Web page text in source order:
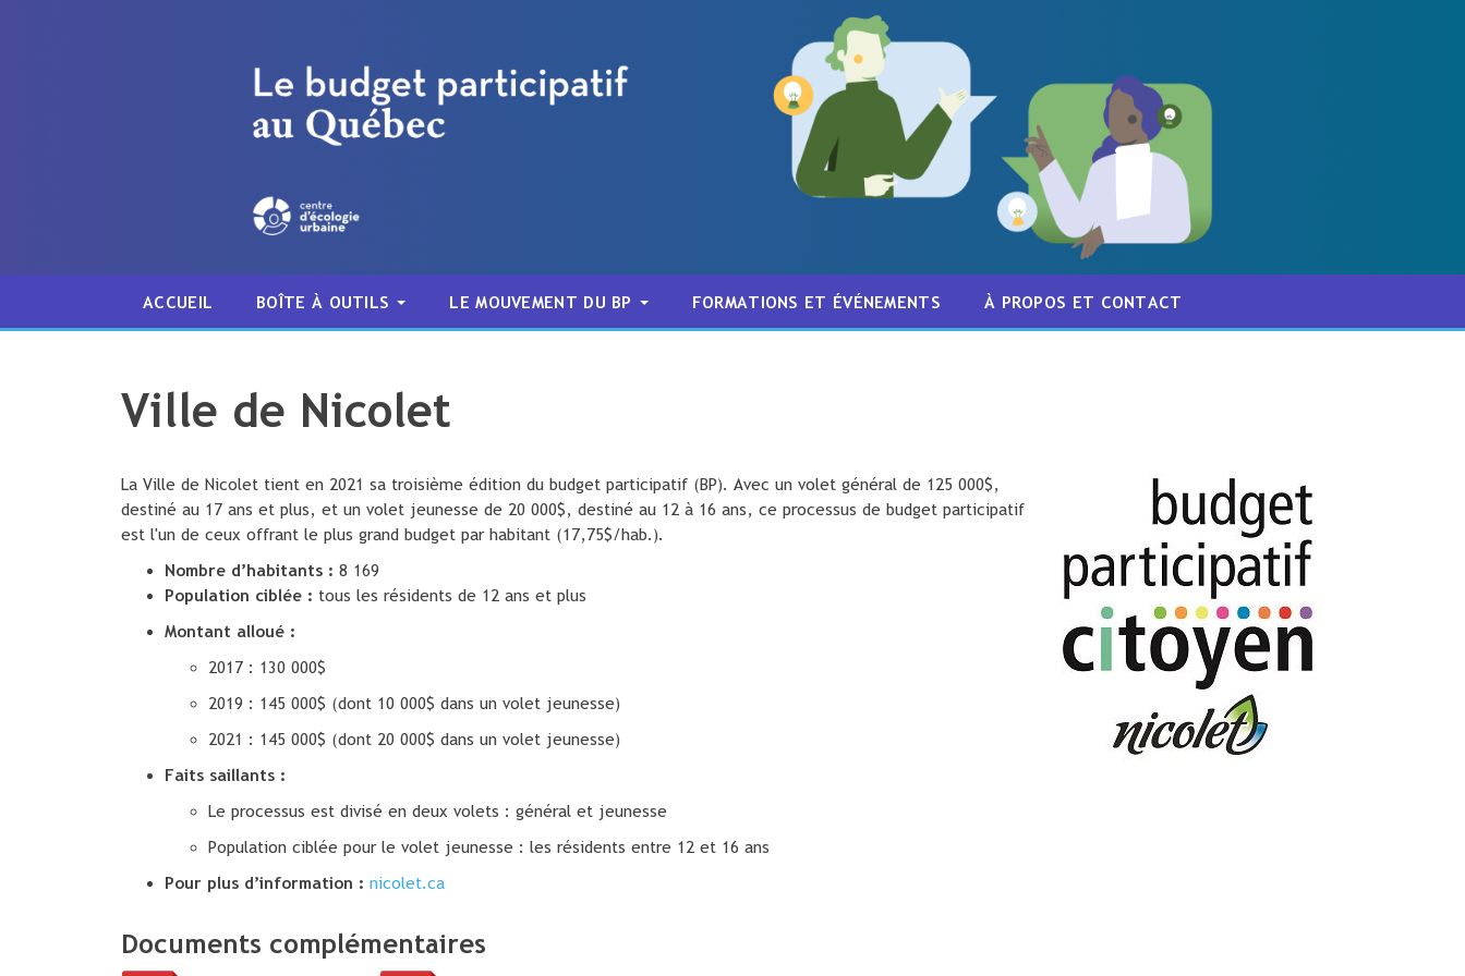
ACCUEIL BOÎTE À OUTILS LE MOUVEMENT DU BP FORMATIONS ET ÉVÉNEMENTS À PROPOS ET CONTACT
Ville de Nicolet
La Ville de Nicolet tient en 2021 sa troisième édition du budget participatif (BP). Avec un volet général de 125 000$,
destiné au 17 ans et plus, et un volet jeunesse de 20 000$, destiné au 12 à 16 ans, ce processus de budget participatif
est l'un de ceux offrant le plus grand budget par habitant (17,75$/hab.).
Nombre d’habitants : 8 169
Population ciblée : tous les résidents de 12 ans et plus
Montant alloué :
2017 : 130 000$
2019 : 145 000$ (dont 10 000$ dans un volet jeunesse)
2021 : 145 000$ (dont 20 000$ dans un volet jeunesse)
Faits saillants :
Le processus est divisé en deux volets : général et jeunesse
Population ciblée pour le volet jeunesse : les résidents entre 12 et 16 ans
Pour plus d’information : nicolet.ca
Documents complémentaires